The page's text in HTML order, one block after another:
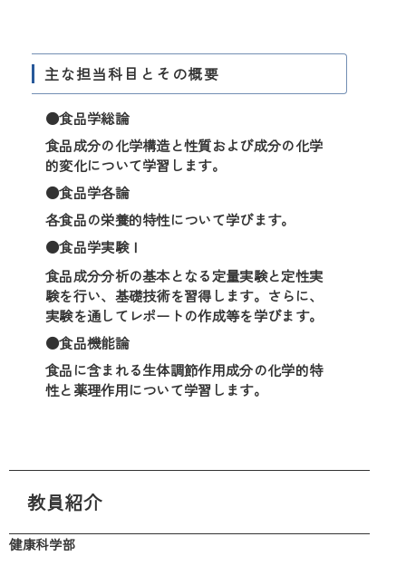
主な担当科目とその概要
●食品学総論
食品成分の化学構造と性質および成分の化学
的変化について学習します。
●食品学各論
各食品の栄養的特性について学びます。
●食品学実験Ⅰ
食品成分分析の基本となる定量実験と定性実
験を行い、基礎技術を習得します。さらに、
実験を通してレポートの作成等を学びます。
●食品機能論
食品に含まれる生体調節作用成分の化学的特
性と薬理作用について学習します。
教員紹介
健康科学部